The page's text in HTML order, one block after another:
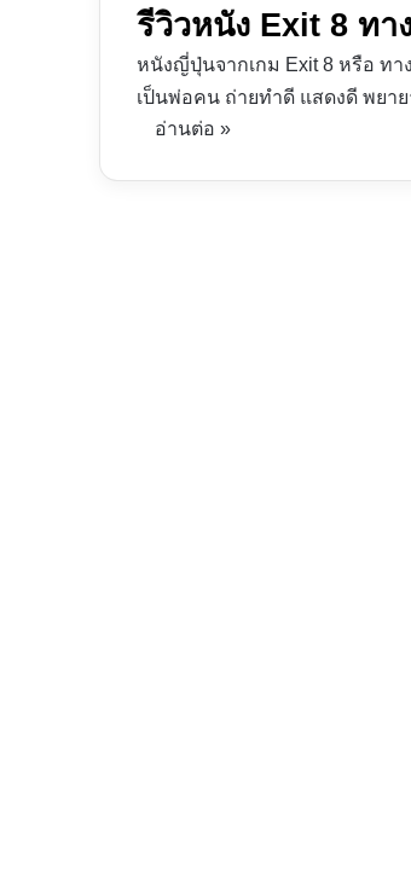
รีวิวหนัง Exit 8 ท
หนังญี่ปุ่นจากเกม Exit 8 หรือ ทา
เป็นพ่อคน ถ่ายทำดี แสดงดี พยา
อ่านต่อ »